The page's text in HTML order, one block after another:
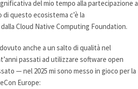
del mio tempo alla partecipazione a
questo ecosistema c’è la
Cloud Native Computing Foundation.
anche a un salto di qualità nel
passati ad utilizzare software open
— nel 2025 mi sono messo in gioco per la
Europe: